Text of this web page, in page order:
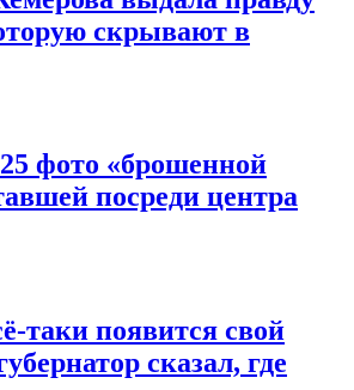
скрывают в
фото «брошенной
посреди центра
таки появится свой
сказал, где